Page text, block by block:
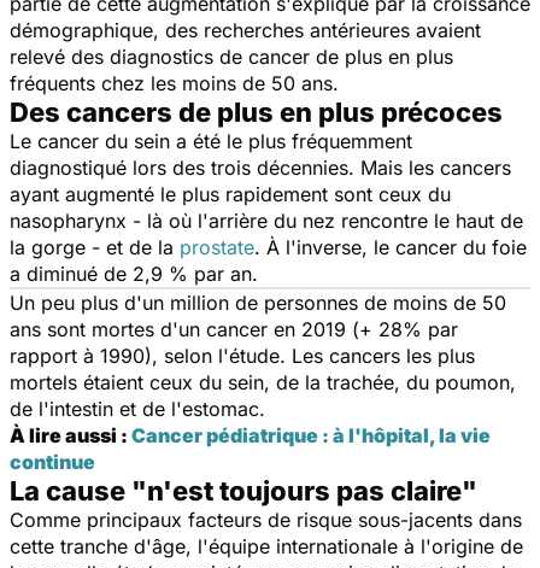
démographique, des recherches antérieures avaient
relevé des diagnostics de cancer de plus en plus
fréquents chez les moins de 50 ans.
Des cancers de plus en plus précoces
Le cancer du sein a été le plus fréquemment
diagnostiqué lors des trois décennies. Mais les cancers
ayant augmenté le plus rapidement sont ceux du
nasopharynx - là où l'arrière du nez rencontre le haut de
la gorge - et de la prostate. À l'inverse, le cancer du foie
a diminué de 2,9 % par an.
Un peu plus d'un million de personnes de moins de 50
ans sont mortes d'un cancer en 2019 (+ 28% par
rapport à 1990), selon l'étude. Les cancers les plus
mortels étaient ceux du sein, de la trachée, du poumon,
de l'intestin et de l'estomac.
À lire aussi : Cancer pédiatrique : à l'hôpital, la vie
continue
La cause "n'est toujours pas claire"
Comme principaux facteurs de risque sous-jacents dans
cette tranche d'âge, l'équipe internationale à l'origine de